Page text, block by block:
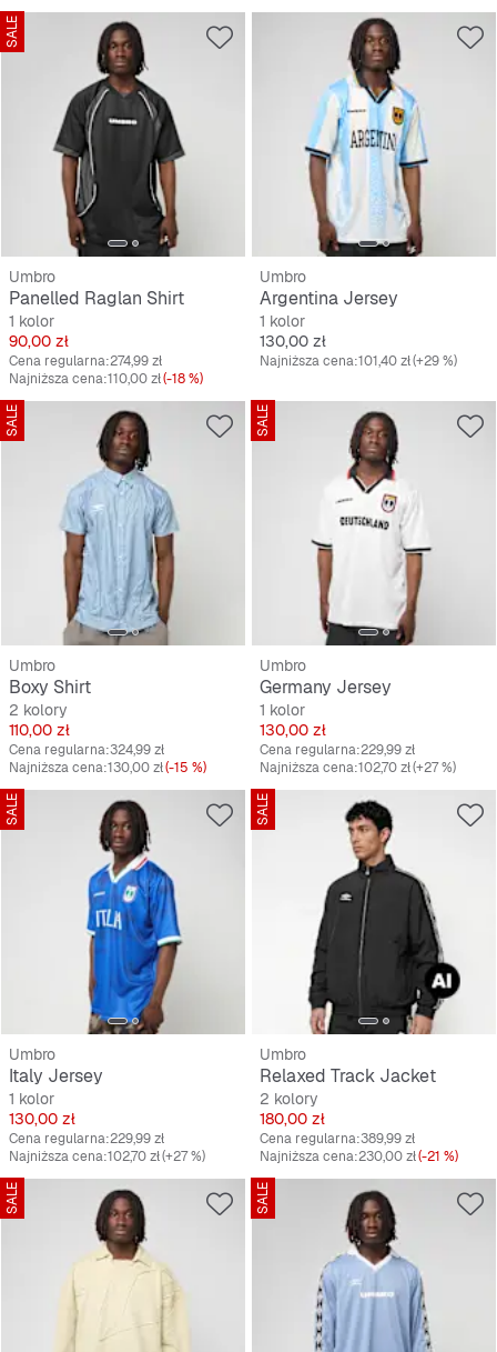
SALE
Umbro
Panelled Raglan Shirt
1 kolor
Cena
90,00 zł
Cena regularna:274,99 zł
Najniższa cena:110,00 zł(-18 %)
Umbro
Argentina Jersey
1 kolor
Cena
130,00 zł
Najniższa cena:101,40 zł(+29 %)
SALE
Umbro
Boxy Shirt
2 kolory
Cena
110,00 zł
Cena regularna:324,99 zł
Najniższa cena:130,00 zł(-15 %)
SALE
Umbro
Germany Jersey
1 kolor
Cena
130,00 zł
Cena regularna:229,99 zł
Najniższa cena:102,70 zł(+27 %)
SALE
Umbro
Italy Jersey
1 kolor
Cena
130,00 zł
Cena regularna:229,99 zł
Najniższa cena:102,70 zł(+27 %)
SALE
Umbro
Relaxed Track Jacket
2 kolory
Cena
180,00 zł
Cena regularna:389,99 zł
Najniższa cena:230,00 zł(-21 %)
SALE SALE